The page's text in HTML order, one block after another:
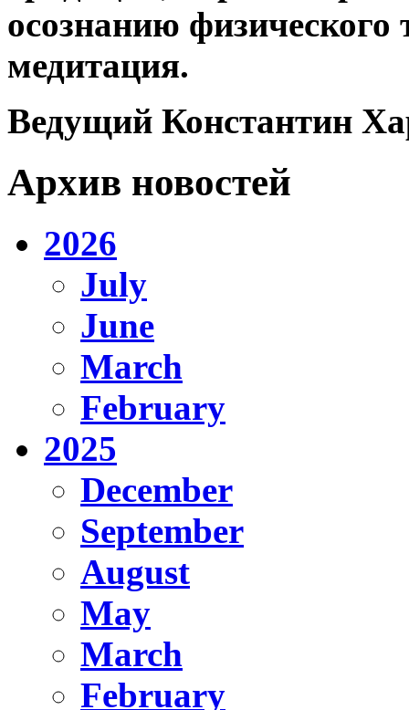
осознанию физического
медитация.
Ведущий Константин
Архив новостей
2026
July
June
March
February
2025
December
September
August
May
March
February